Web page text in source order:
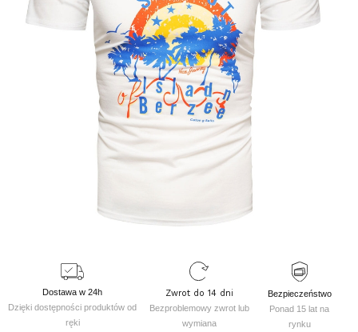
Dostawa w 24h
Dzięki dostępności produktów od
ręki
Zwrot do 14 dni
Bezproblemowy zwrot lub
wymiana
Bezpieczeństwo
Ponad 15 lat na
rynku